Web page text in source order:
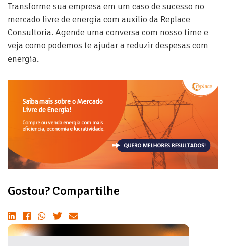
Transforme sua empresa em um caso de sucesso no
mercado livre de energia com auxílio da Replace
Consultoria. Agende uma conversa com nosso time e
veja como podemos te ajudar a reduzir despesas com
energia.
Gostou? Compartilhe